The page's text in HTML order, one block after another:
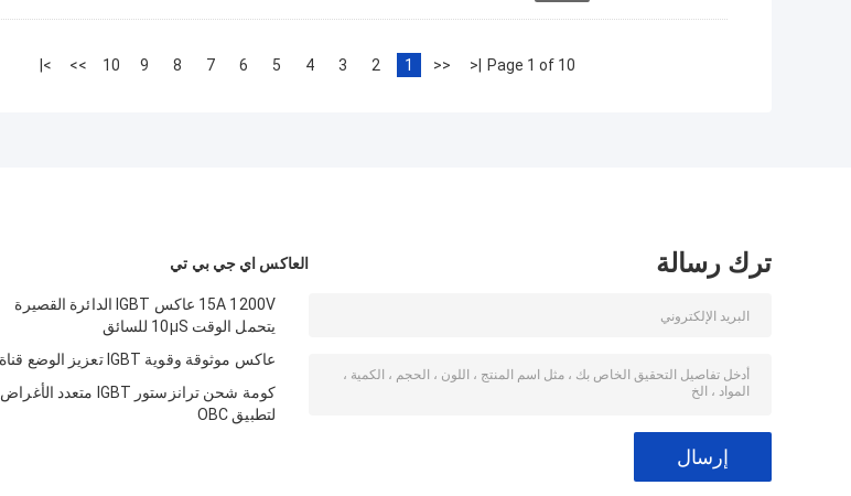
Page 1 of 10
|<
<<
1
2
3
4
5
6
7
8
9
10
>>
>|
العاكس اي جي بي تي
15A 1200V عاكس IGBT الدائرة القصيرة
يتحمل الوقت 10μS للسائق
عاكس موثوقة وقوية IGBT تعزيز الوضع قناة N
كومة شحن ترانزستور IGBT متعدد الأغراض
لتطبيق OBC
ترك رسالة